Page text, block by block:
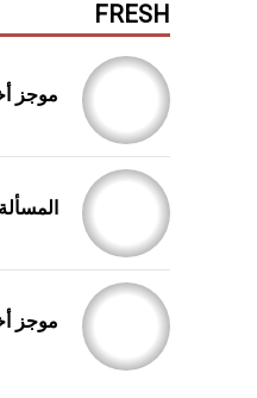
FRESH
موجز
موجز